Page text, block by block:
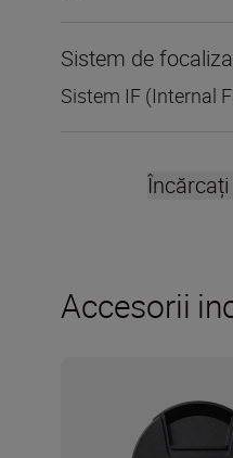
Sistem de
Sistem IF (Internal
Accesorii